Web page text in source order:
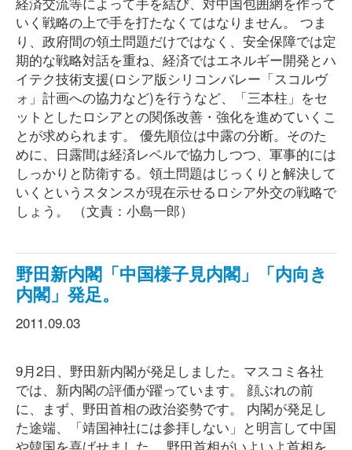
いく戦略の上で手を打たなくてはなりません。 つま
り、政府間の領土問題だけではなく、安全保障では定
期的な戦略対話を重ね、経済ではエネルギー開発とハ
イテク技術支援(ロシア版シリコンバレー「スコルヴ
ォ」計画への協力など)を行うなど、「三本柱」をセ
ットとしたロシアとの関係改善・強化を進めていくこ
とが求められます。 優先順位は中露の分断。そのた
めに、日露間は経済レベルで協力しつつ、軍事的には
しっかりと防衛する。領土問題はじっくりと解決して
いくというスタンスが現在示せるロシア外交の戦略で
しょう。 （文責：小島一郎）
野田新内閣「中国様子見内閣」「内向き
内閣」発足。
2011.09.03
9月2日、野田新内閣が発足しました。マスコミ各社
では、新内閣の評価が躍っています。 顔ぶれの前
に、まず、野田首相の政治姿勢です。 内閣が発足し
た途端、「靖国神社には参拝しない」と明言して中国
や韓国を喜ばせました。 野田首相がいよいよ首相を